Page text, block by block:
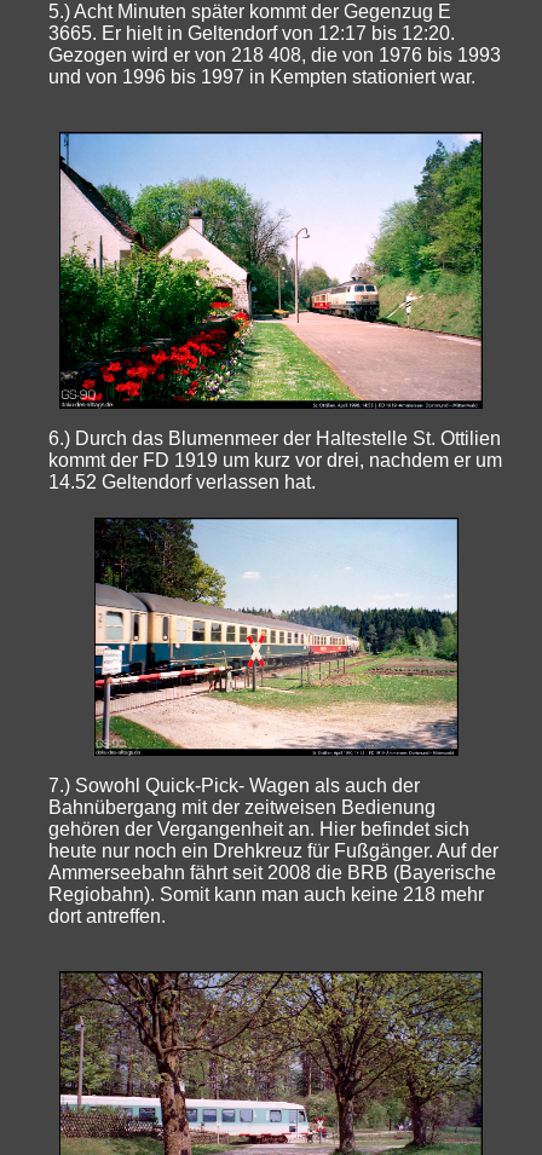
5.) Acht Minuten später kommt der Gegenzug E
3665. Er hielt in Geltendorf von 12:17 bis 12:20.
Gezogen wird er von 218 408, die von 1976 bis 1993
und von 1996 bis 1997 in Kempten stationiert war.
6.) Durch das Blumenmeer der Haltestelle St. Ottilien
kommt der FD 1919 um kurz vor drei, nachdem er um
14.52 Geltendorf verlassen hat.
7.) Sowohl Quick-Pick- Wagen als auch der
Bahnübergang mit der zeitweisen Bedienung
gehören der Vergangenheit an. Hier befindet sich
heute nur noch ein Drehkreuz für Fußgänger. Auf der
Ammerseebahn fährt seit 2008 die BRB (Bayerische
Regiobahn). Somit kann man auch keine 218 mehr
dort antreffen.